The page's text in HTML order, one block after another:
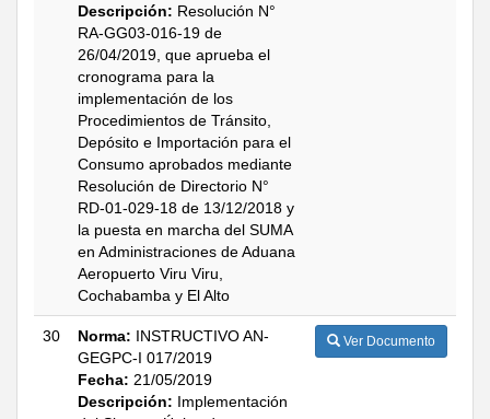
Descripción: Resolución N°
RA-GG03-016-19 de
26/04/2019, que aprueba el
cronograma para la
implementación de los
Procedimientos de Tránsito,
Depósito e Importación para el
Consumo aprobados mediante
Resolución de Directorio N°
RD-01-029-18 de 13/12/2018 y
la puesta en marcha del SUMA
en Administraciones de Aduana
Aeropuerto Viru Viru,
Cochabamba y El Alto
30 Norma: INSTRUCTIVO AN-
GEGPC-I 017/2019
Fecha: 21/05/2019
Descripción: Implementación
Ver Documento